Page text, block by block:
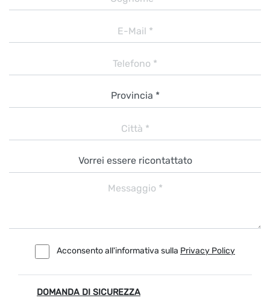
Acconsento all'informativa sulla Privacy Policy
DOMANDA DI SICUREZZA